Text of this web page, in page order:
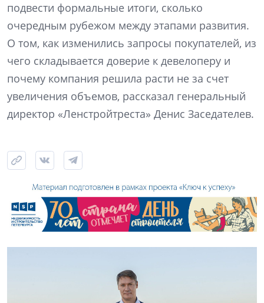
подвести формальные итоги, сколько
очередным рубежом между этапами развития.
О том, как изменились запросы покупателей, из
чего складывается доверие к девелоперу и
почему компания решила расти не за счет
увеличения объемов, рассказал генеральный
директор «Ленстройтреста» Денис Заседателев.